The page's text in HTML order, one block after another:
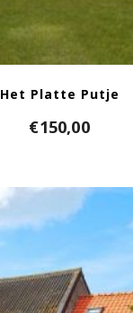
Het Platte Putje
€150,00